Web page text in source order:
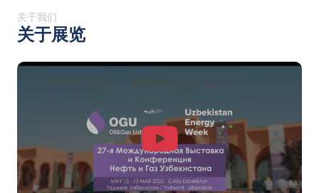
关于我们
关于展览